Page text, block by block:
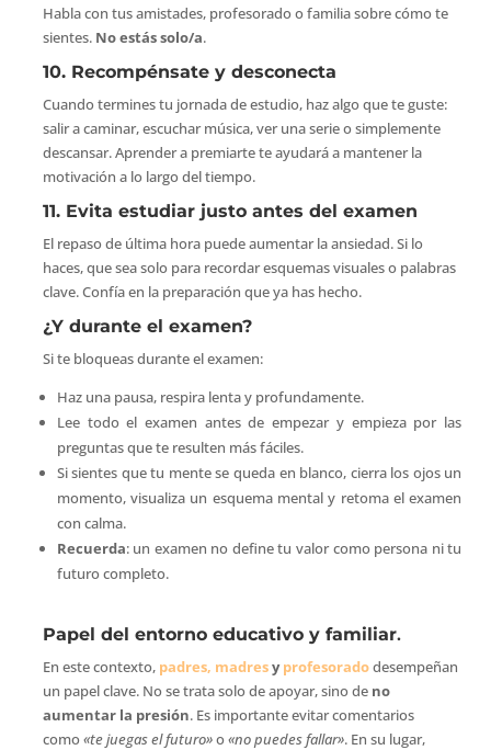
Habla con tus amistades, profesorado o familia sobre cómo te
sientes. No estás solo/a.
10. Recompénsate y desconecta
Cuando termines tu jornada de estudio, haz algo que te guste:
salir a caminar, escuchar música, ver una serie o simplemente
descansar. Aprender a premiarte te ayudará a mantener la
motivación a lo largo del tiempo.
11. Evita estudiar justo antes del examen
El repaso de última hora puede aumentar la ansiedad. Si lo
haces, que sea solo para recordar esquemas visuales o palabras
clave. Confía en la preparación que ya has hecho.
¿Y durante el examen?
Si te bloqueas durante el examen:
Haz una pausa, respira lenta y profundamente.
Lee todo el examen antes de empezar y empieza por las
preguntas que te resulten más fáciles.
Si sientes que tu mente se queda en blanco, cierra los ojos un
momento, visualiza un esquema mental y retoma el examen
con calma.
Recuerda: un examen no define tu valor como persona ni tu
futuro completo.
Papel del entorno educativo y familiar.
En este contexto, padres, madresyprofesoradodesempeñan
un papel clave. No se trata solo de apoyar, sino de no
aumentar la presión. Es importante evitar comentarios
como«te juegas el futuro»o«no puedes fallar». En su lugar,